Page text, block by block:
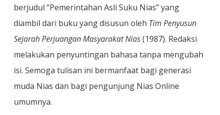
berjudul “Pemerintahan Asli Suku Nias” yang
diambil dari buku yang disusun oleh Tim Penyusun
Sejarah Perjuangan Masyarakat Nias(1987). Redaksi
melakukan penyuntingan bahasa tanpa mengubah
isi. Semoga tulisan ini bermanfaat bagi generasi
muda Nias dan bagi pengunjung Nias Online
umumnya.